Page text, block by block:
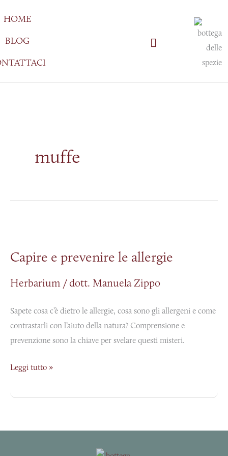
al
contenuto
HOME
BLOG
muffe
Capire e prevenire le allergie
Herbarium /dott. Manuela Zippo
Sapete cosa c’è dietro le allergie, cosa sono gli allergeni e come
contrastarli con l’aiuto della natura? Comprensione e
prevenzione sono la chiave per svelare questi misteri.
prevenire
allergie
Leggi tutto »